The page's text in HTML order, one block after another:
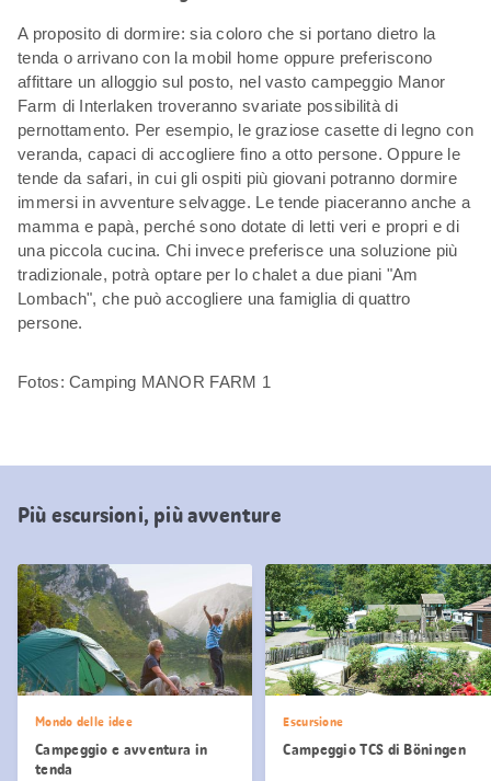
A proposito di dormire: sia coloro che si portano dietro la
tenda o arrivano con la mobil home oppure preferiscono
affittare un alloggio sul posto, nel vasto campeggio Manor
Farm di Interlaken troveranno svariate possibilità di
pernottamento. Per esempio, le graziose casette di legno con
veranda, capaci di accogliere fino a otto persone. Oppure le
tende da safari, in cui gli ospiti più giovani potranno dormire
immersi in avventure selvagge. Le tende piaceranno anche a
mamma e papà, perché sono dotate di letti veri e propri e di
una piccola cucina. Chi invece preferisce una soluzione più
tradizionale, potrà optare per lo chalet a due piani "Am
Lombach", che può accogliere una famiglia di quattro
persone.
Fotos: Camping MANOR FARM 1
Più escursioni, più avventure
Mondo delle idee
Campeggio e avventura in
tenda
Escursione
Campeggio TCS di Böningen